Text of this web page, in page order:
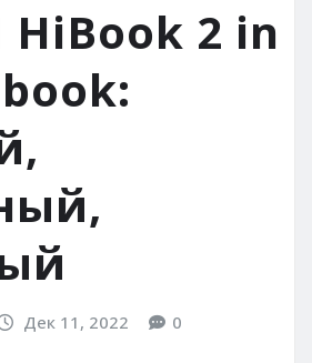
HiBook 2 in
Дек 11, 2022 0